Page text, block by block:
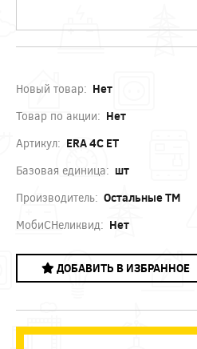
Новый товар: Нет
Товар по акции: Нет
Артикул: ERA 4С ЕТ
Базовая единица: шт
Производитель: Остальные ТМ
МобиСНеликвид: Нет
ДОБАВИТЬ В ИЗБРАННОЕ